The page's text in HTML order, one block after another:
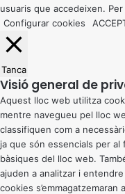
usuaris que accedeixen.
Configurar cookies
Tanca
Visió general de
Aquest lloc web utilitza
mentre navegueu pel lloc
classifiquen com a
ja que són essencials per
bàsiques del lloc web.
ajuden a analitzar i
cookies